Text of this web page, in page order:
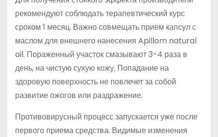
рекомендуют соблюдать терапевтический курс
сроком 1 месяц. Важно совмещать прием капсул с
маслом для внешнего нанесения Apillom natural
oil. Пораженный участок смазывают 3-4 раза в
день, на чистую сухую кожу. Попадание на
здоровую поверхность не повлечет за собой
развитие ожогов или раздражение.
Противовирусный процесс запускается уже после
первого приема средства. Видимые изменения